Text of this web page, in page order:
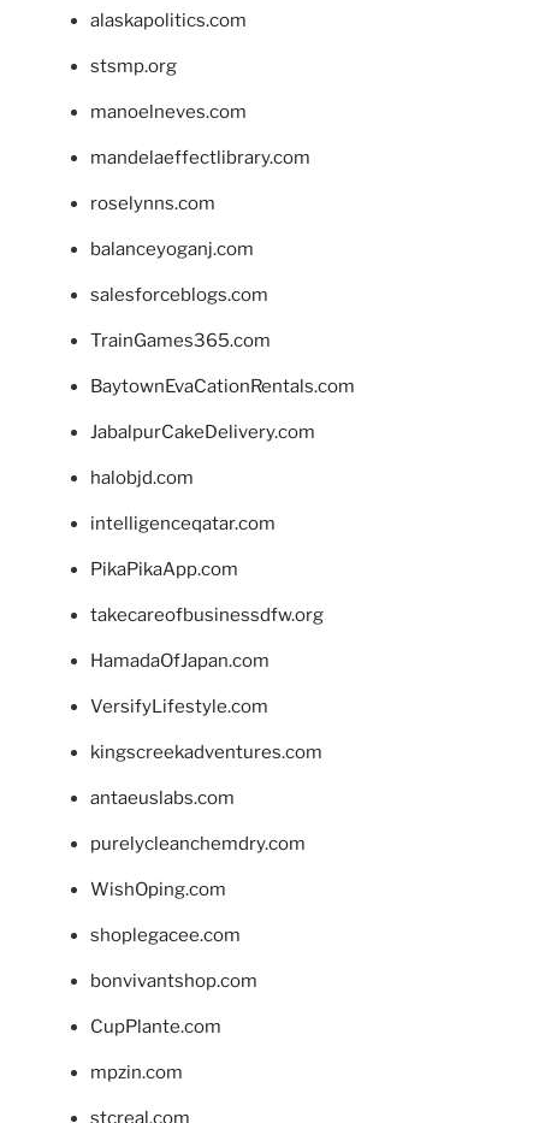
alaskapolitics.com
stsmp.org
manoelneves.com
mandelaeffectlibrary.com
roselynns.com
balanceyoganj.com
salesforceblogs.com
TrainGames365.com
BaytownEvaCationRentals.com
JabalpurCakeDelivery.com
halobjd.com
intelligenceqatar.com
PikaPikaApp.com
takecareofbusinessdfw.org
HamadaOfJapan.com
VersifyLifestyle.com
kingscreekadventures.com
antaeuslabs.com
purelycleanchemdry.com
WishOping.com
shoplegacee.com
bonvivantshop.com
CupPlante.com
mpzin.com
stcreal.com